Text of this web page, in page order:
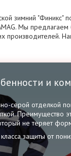
зимний "Финикс"
Мы
производителей.
и
серой отделкой
Преимущество
не теряет
защиты от